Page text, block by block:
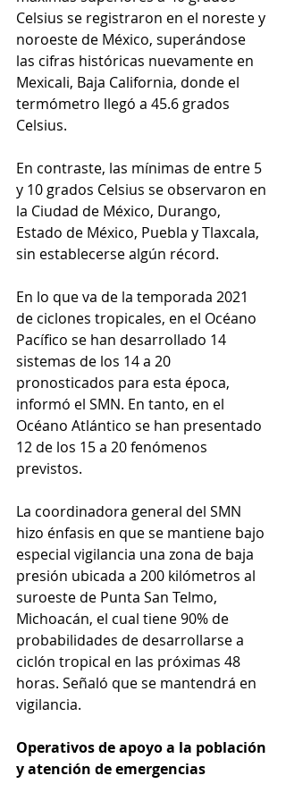
Celsius se registraron en el noreste y
noroeste de México, superándose
las cifras históricas nuevamente en
Mexicali, Baja California, donde el
termómetro llegó a 45.6 grados
Celsius.
En contraste, las mínimas de entre 5
y 10 grados Celsius se observaron en
la Ciudad de México, Durango,
Estado de México, Puebla y Tlaxcala,
sin establecerse algún récord.
En lo que va de la temporada 2021
de ciclones tropicales, en el Océano
Pacífico se han desarrollado 14
sistemas de los 14 a 20
pronosticados para esta época,
informó el SMN. En tanto, en el
Océano Atlántico se han presentado
12 de los 15 a 20 fenómenos
previstos.
La coordinadora general del SMN
hizo énfasis en que se mantiene bajo
especial vigilancia una zona de baja
presión ubicada a 200 kilómetros al
suroeste de Punta San Telmo,
Michoacán, el cual tiene 90% de
probabilidades de desarrollarse a
ciclón tropical en las próximas 48
horas. Señaló que se mantendrá en
vigilancia.
Operativos de apoyo a la población
y atención de emergencias